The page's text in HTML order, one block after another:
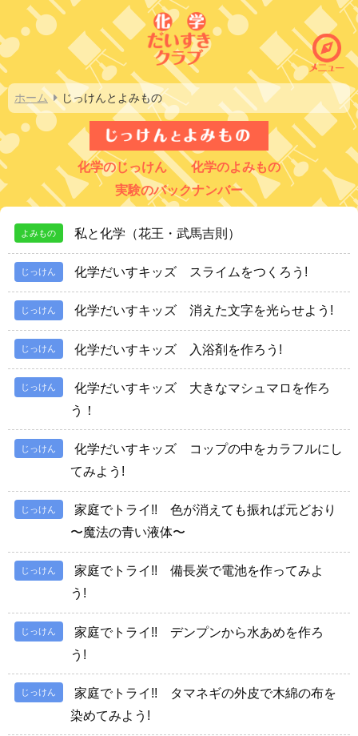
ホーム じっけんとよみもの
化学のじっけん
化学のよみもの
実験のバックナンバー
よみもの 私と化学（花王・武馬吉則）
じっけん 化学だいすキッズ スライムをつくろう!
じっけん 化学だいすキッズ 消えた文字を光らせよう!
じっけん 化学だいすキッズ 入浴剤を作ろう!
じっけん
化学だいすキッズ 大きなマシュマロを作ろ
う！
じっけん
化学だいすキッズ コップの中をカラフルにし
てみよう!
じっけん
家庭でトライ!! 色が消えても振れば元どおり
〜魔法の青い液体〜
じっけん
家庭でトライ!! 備長炭で電池を作ってみよ
う!
じっけん
家庭でトライ!! デンプンから水あめを作ろ
う!
じっけん
家庭でトライ!! タマネギの外皮で木綿の布を
染めてみよう!